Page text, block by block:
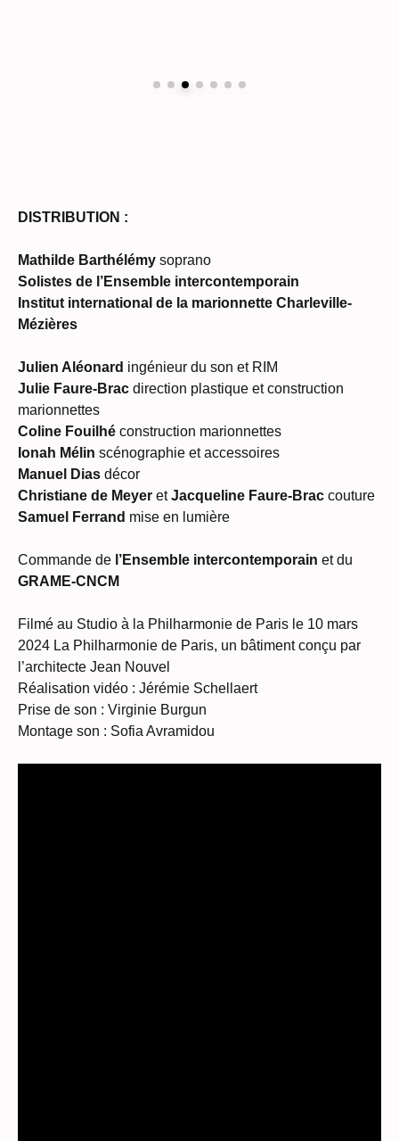
DISTRIBUTION :
Mathilde Barthélémy soprano
Solistes de l’Ensemble intercontemporain
Institut international de la marionnette Charleville-
Mézières
Julien Aléonard ingénieur du son et RIM
Julie Faure-Brac direction plastique et construction
marionnettes
Coline Fouilhé construction marionnettes
Ionah Mélin scénographie et accessoires
Manuel Dias décor
Christiane de Meyer etJacqueline Faure-Brac couture
Samuel Ferrand mise en lumière
Commande de l’Ensemble intercontemporain et du
GRAME-CNCM
Filmé au Studio à la Philharmonie de Paris le 10 mars
2024 La Philharmonie de Paris, un bâtiment conçu par
l’architecte Jean Nouvel
Réalisation vidéo : Jérémie Schellaert
Prise de son : Virginie Burgun
Montage son : Sofia Avramidou